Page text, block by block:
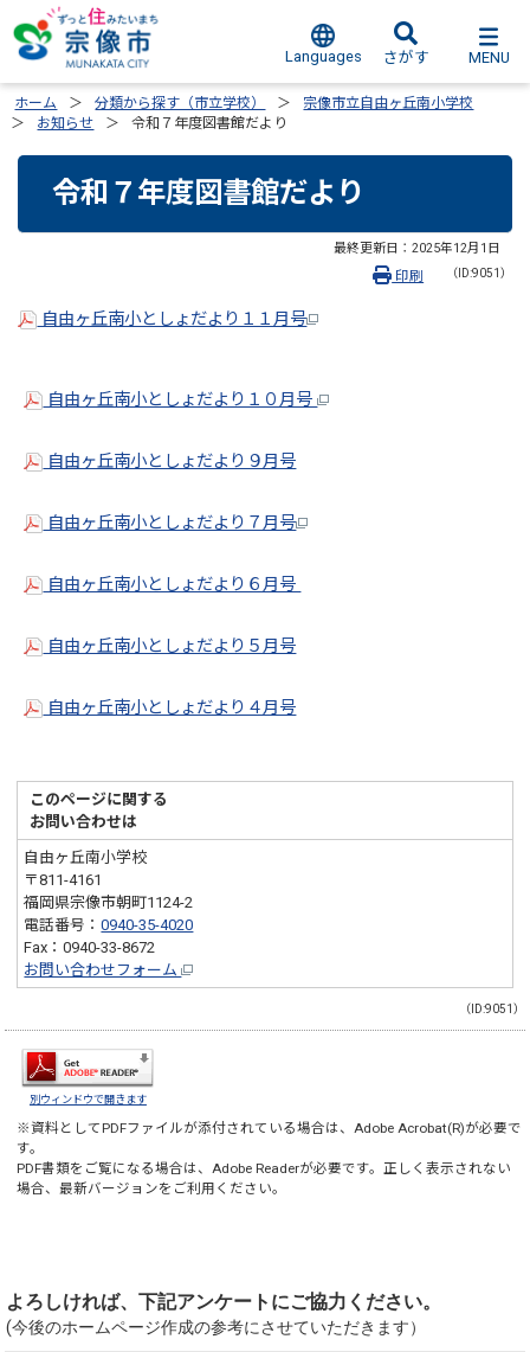
Languages さがす MENU
ホーム 分類から探す（市立学校）
宗像市立自由ヶ丘南小学校
お知らせ
令和７年度図書館だより
令和７年度図書館だより
最終更新日： 2025年12月1日
（ID:9051）
印刷
自由ヶ丘南小としょだより１１月号
自由ヶ丘南小としょだより１０月号
自由ヶ丘南小としょだより９月号
自由ヶ丘南小としょだより７月号
自由ヶ丘南小としょだより６月号
自由ヶ丘南小としょだより５月号
自由ヶ丘南小としょだより４月号
このページに関する
お問い合わせは
自由ヶ丘南小学校
〒811-4161
福岡県宗像市朝町1124-2
電話番号：0940-35-4020
Fax：0940-33-8672
お問い合わせフォーム
（ID:9051）
別ウィンドウで開きます
※資料としてPDFファイルが添付されている場合は、 Adobe Acrobat(R)が必要で
す。
PDF書類をご覧になる場合は、 Adobe Readerが必要です。正しく表示されない
場合、最新バージョンをご利用ください。